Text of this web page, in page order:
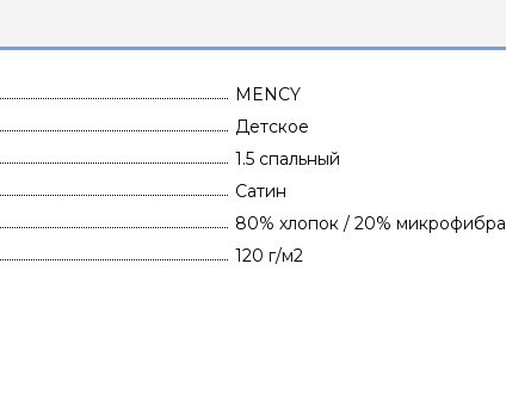
MENCY
Детское
1.5 спальный
Сатин
80% хлопок / 20% микрофибра
120 г/м2